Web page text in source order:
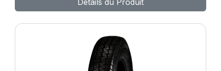
Détails du Produit